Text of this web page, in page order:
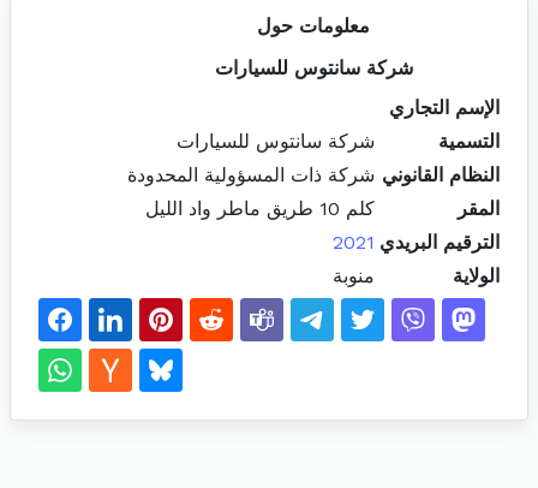
معلومات حول
شركة سانتوس للسيارات
الإسم التجاري
التسمية
شركة سانتوس للسيارات
النظام القانوني شركة ذات المسؤولية المحدودة
المقر
كلم 10 طريق ماطر واد الليل
الترقيم البريدي 2021
الولاية
منوبة